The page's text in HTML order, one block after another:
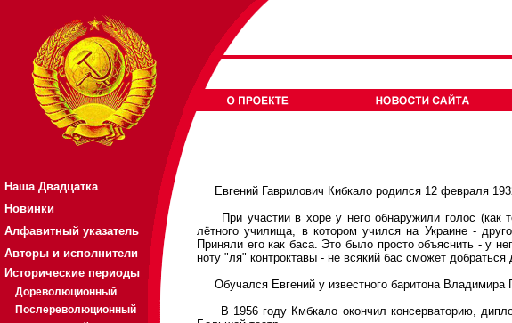
Наша Двадцатка
Новинки
Алфавитный указатель
Авторы и исполнители
Исторические периоды
Дореволюционный
Послереволюционный
Евгений Гаврилович Кибкало родился 12 февраля
При участии в хоре у него обнаружили голос (как
лётного училища, в котором учился на Украине -
Приняли его как баса. Это было просто объяснить - у
ноту "ля" контроктавы - не всякий бас сможет добраться
Обучался Евгений у известного баритона Владимира
В 1956 году Кмбкало окончил консерваторию,